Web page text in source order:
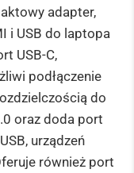
adapter,
i USB do laptopa
USB-C,
podłączenie
do
oraz doda port
urządzeń
również port